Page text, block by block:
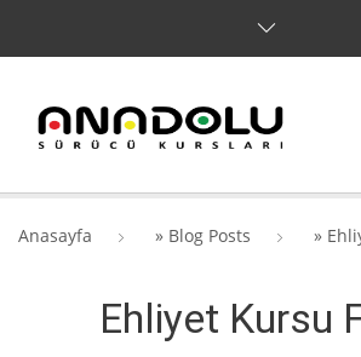
Anasayfa » Blog Posts »
Ehliyet Kursu